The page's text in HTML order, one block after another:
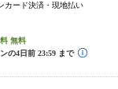
カード決済・現地払い